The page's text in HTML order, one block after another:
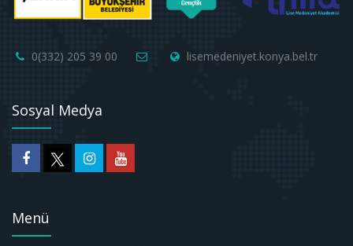
0(332) 205 39 00 lisemedeniyet.konya.bel.tr
Sosyal Medya
Menü